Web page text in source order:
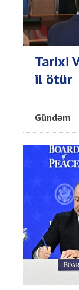
Tarixi
il ötür
Gündəm